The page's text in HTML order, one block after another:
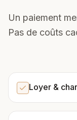
Un paiement
Pas de coûts
Loyer &